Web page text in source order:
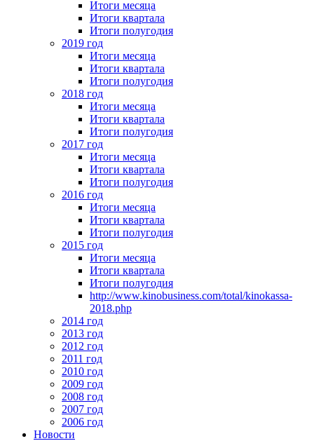
Итоги месяца
Итоги квартала
Итоги полугодия
2019 год
Итоги месяца
Итоги квартала
Итоги полугодия
2018 год
Итоги месяца
Итоги квартала
Итоги полугодия
2017 год
Итоги месяца
Итоги квартала
Итоги полугодия
2016 год
Итоги месяца
Итоги квартала
Итоги полугодия
2015 год
Итоги месяца
Итоги квартала
Итоги полугодия
http://www.kinobusiness.com/total/kinokassa-
2018.php
2014 год
2013 год
2012 год
2011 год
2010 год
2009 год
2008 год
2007 год
2006 год
Новости